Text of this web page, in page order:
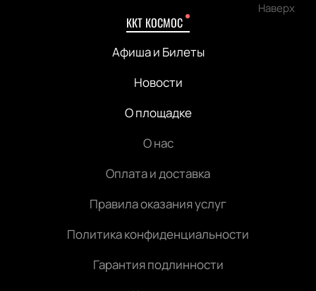
Наверх
ККТ КОСМОС
Афиша и Билеты
Новости
О площадке
О нас
Оплата и доставка
Правила оказания услуг
Политика конфиденциальности
Гарантия подлинности